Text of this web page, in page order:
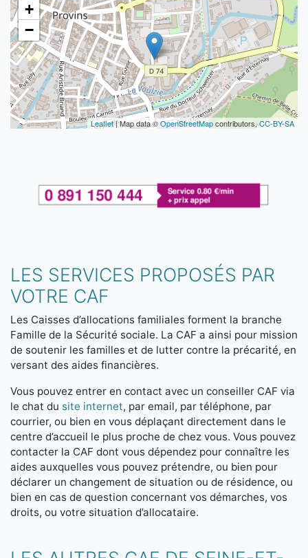
+
−
Leaflet| Map data ©OpenStreetMapcontributors, CC-BY-SA
LES SERVICES PROPOSÉS PAR
VOTRE CAF
Les Caisses d’allocations familiales forment la branche
Famille de la Sécurité sociale. La CAF a ainsi pour mission
de soutenir les familles et de lutter contre la précarité, en
versant des aides financières.
Vous pouvez entrer en contact avec un conseiller CAF via
le chat du site internet, par email, par téléphone, par
courrier, ou bien en vous déplaçant directement dans le
centre d’accueil le plus proche de chez vous. Vous pouvez
contacter la CAF dont vous dépendez pour connaître les
aides auxquelles vous pouvez prétendre, ou bien pour
déclarer un changement de situation ou de résidence, ou
bien en cas de question concernant vos démarches, vos
droits, ou votre situation d’allocataire.